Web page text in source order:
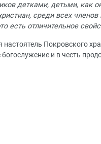
детками, детьми, как
среди всех
есть отличительное
настоятель Покровского
и в честь